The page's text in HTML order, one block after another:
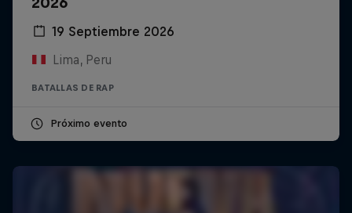
19 Septiembre 2026
Lima, Peru
BATALLAS DE RAP
Próximo evento